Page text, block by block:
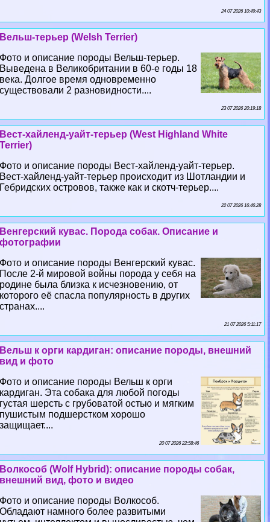
24 07 2026 10:49:43
Вельш-терьер (Welsh Terrier)
Фото и описание породы Вельш-терьер.
Выведена в Великобритании в 60-е годы 18
века. Долгое время одновременно
существовали 2 разновидности....
23 07 2026 20:19:18
Вест-хайленд-уайт-терьер (West Highland White
Terrier)
Фото и описание породы Вест-хайленд-уайт-терьер.
Вест-хайленд-уайт-терьер происходит из Шотландии и
Гебридских островов, также как и скотч-терьер....
22 07 2026 16:46:28
Венгерский кувас. Порода собак. Описание и
фотографии
Фото и описание породы Венгерский кувас.
После 2-й мировой войны порода у себя на
родине была близка к исчезновению, от
которого её спасла популярность в других
странах....
21 07 2026 5:11:17
Вельш к opги кардиган: описание породы, внешний
вид и фото
Фото и описание породы Вельш к opги
кардиган. Эта собака для любой погоды
густая шерсть с грубоватой остью и мягким
пушистым подшерстком хорошо
защищает....
20 07 2026 22:58:46
Волкособ (Wolf Hybrid): описание породы собак,
внешний вид, фото и видео
Фото и описание породы Волкособ.
Обладают намного более развитыми